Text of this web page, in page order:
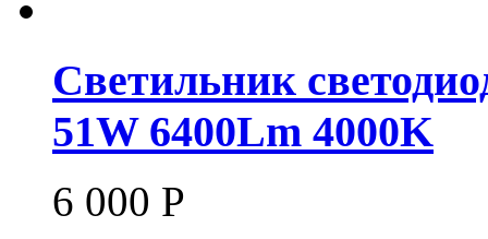
Светильник
51W 6400Lm 4000K
6 000 Р